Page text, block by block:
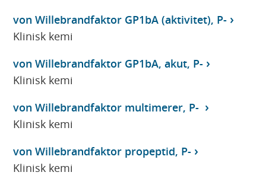
von Willebrandfaktor GP1bA (aktivitet), P-
Klinisk kemi
von Willebrandfaktor GP1bA, akut, P-
Klinisk kemi
von Willebrandfaktor multimerer, P-
Klinisk kemi
von Willebrandfaktor propeptid, P-
Klinisk kemi